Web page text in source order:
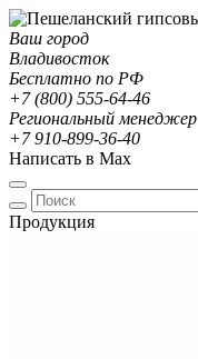
Ваш город
Владивосток
Бесплатно по РФ
+7 (800) 555-64-46
Региональный менеджер
+7 910-899-36-40
Написать в Max
Продукция